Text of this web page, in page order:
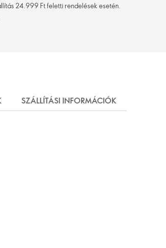
24.999 Ft feletti rendelések esetén.
SZÁLLÍTÁSI INFORMÁCIÓK